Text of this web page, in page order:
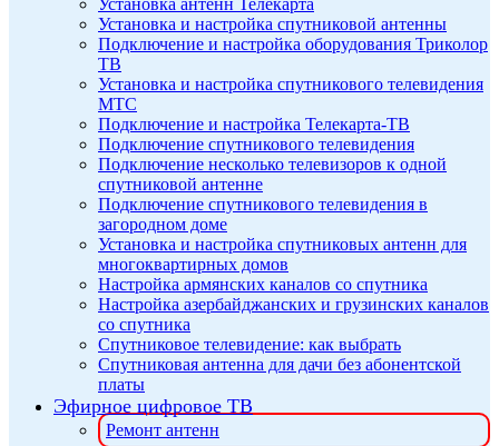
Установка и настройка спутниковой антенны
Подключение и настройка оборудования Триколор
ТВ
Установка и настройка спутникового телевидения
МТС
Подключение и настройка Телекарта-ТВ
Подключение спутникового телевидения
Подключение несколько телевизоров к одной
спутниковой антенне
Подключение спутникового телевидения в
загородном доме
Установка и настройка спутниковых антенн для
многоквартирных домов
Настройка армянских каналов со спутника
Настройка азербайджанских и грузинских каналов
со спутника
Спутниковое телевидение: как выбрать
Спутниковая антенна для дачи без абонентской
платы
Эфирное цифровое ТВ
Ремонт антенн